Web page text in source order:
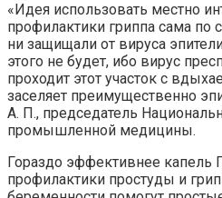
«Идея использовать местно
профилактики гриппа сама по
ни защищали от вируса
этого не будет, ибо вирус
проходит этот участок с
заселяет преимущественно
А. П., председатель
промышленной медицины.
Гораздо эффективнее капель
профилактики простуды и